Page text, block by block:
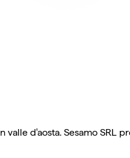
d'aosta. Sesamo SRL